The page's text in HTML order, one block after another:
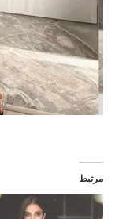
مرتبط